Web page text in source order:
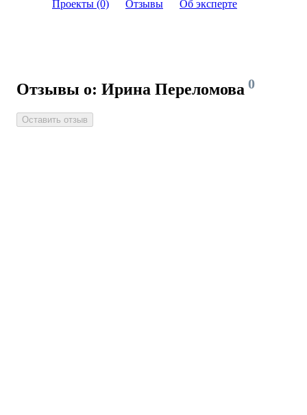
Проекты (0) Отзывы Об эксперте
Отзывы о: Ирина Переломова 0
Оставить отзыв